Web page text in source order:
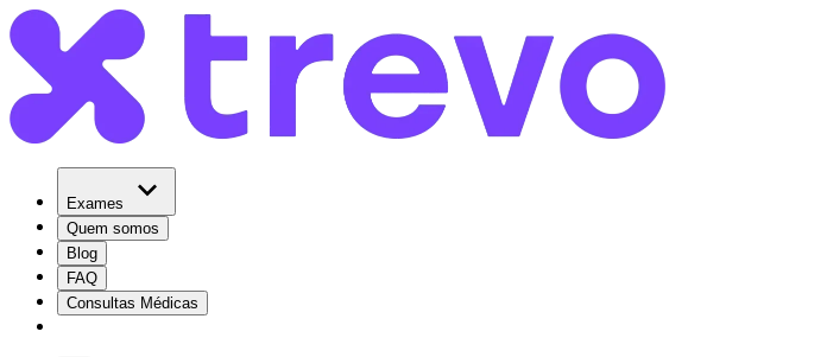
Exames
Quem somos
Blog
FAQ
Consultas Médicas